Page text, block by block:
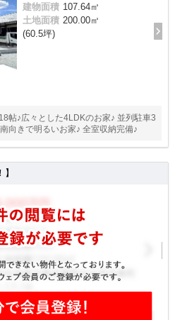
建物面積 107.64㎡
土地面積 200.00㎡
(60.5坪)
♪広々とした4LDKのお家♪ 並列駐車3
向きで明るいお家♪ 全室収納完備♪